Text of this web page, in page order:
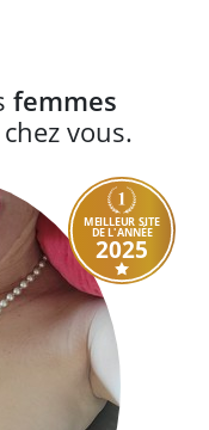
femmes
vous.
MEILLEUR SITE
DE L'ANNÉE
2025